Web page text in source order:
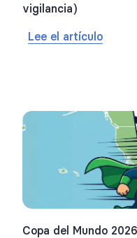
vigilancia)
Lee el artículo
Copa del Mundo